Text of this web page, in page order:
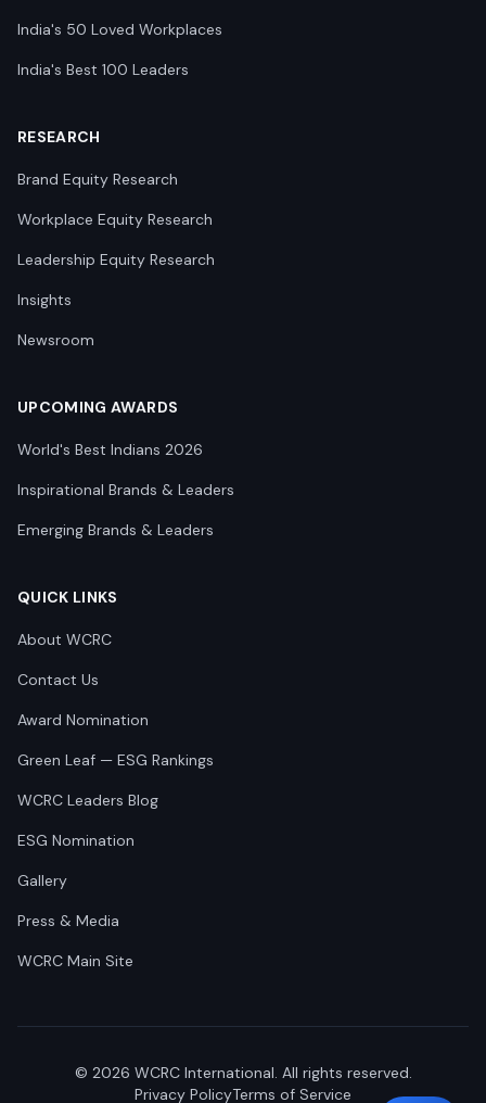
India's 50 Loved Workplaces
India's Best 100 Leaders
RESEARCH
Brand Equity Research
Workplace Equity Research
Leadership Equity Research
Insights
Newsroom
UPCOMING AWARDS
World's Best Indians 2026
Inspirational Brands & Leaders
Emerging Brands & Leaders
QUICK LINKS
About WCRC
Contact Us
Award Nomination
Green Leaf — ESG Rankings
WCRC Leaders Blog
ESG Nomination
Gallery
Press & Media
WCRC Main Site
© 2026 WCRC International. All rights reserved.
Privacy PolicyTerms of Service